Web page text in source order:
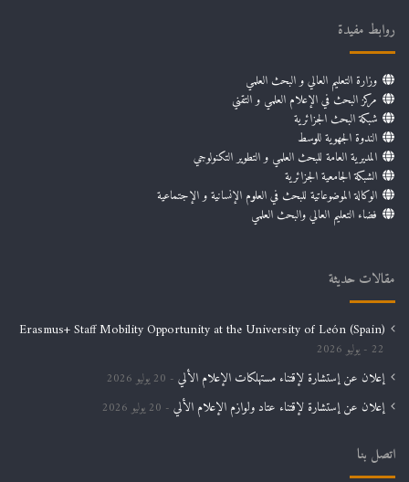
روابط مفيدة
وزارة التعليم العالي و البحث العلمي
مركز البحث في الإعلام العلمي و التقني
شبكة البحث الجزائرية
الندوة الجهوية للوسط
المديرية العامة للبحث العلمي و التطوير التكنولوجي
الشبكة الجامعية الجزائرية
الوكالة الموضوعاتية للبحث في العلوم الإنسانية و الإجتماعية
فضاء التعليم العالي والبحث العلمي
مقالات حديثة
Erasmus+ Staff Mobility Opportunity at the University of León (Spain)
22 يوليو 2026
إعلان عن إستشارة لإقتناء مستهلكات الإعلام الألي 20 يوليو 2026
إعلان عن إستشارة لإقتناء عتاد ولوازم الإعلام الألي 20 يوليو 2026
اتصل بنا